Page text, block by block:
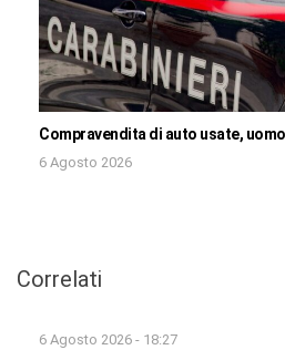
Compravendita di auto usate,
6 Agosto 2026
Correlati
6 Agosto 2026 - 18:27